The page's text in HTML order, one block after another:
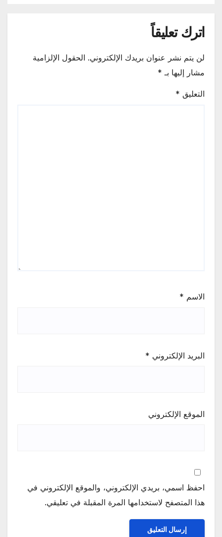
اترك تعليقاً
لن يتم نشر عنوان بريدك الإلكتروني. الحقول الإلزامية
مشار إليها بـ *
التعليق *
الاسم *
البريد الإلكتروني *
الموقع الإلكتروني
احفظ اسمي، بريدي الإلكتروني، والموقع الإلكتروني في
هذا المتصفح لاستخدامها المرة المقبلة في تعليقي.